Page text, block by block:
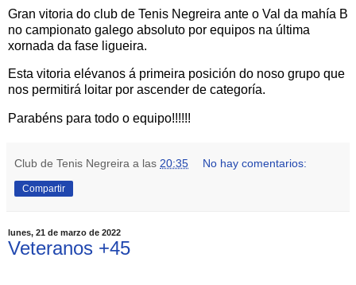
Gran vitoria do club de Tenis Negreira ante o Val da mahía B
no campionato galego absoluto por equipos na última
xornada da fase ligueira.
Esta vitoria elévanos á primeira posición do noso grupo que
nos permitirá loitar por ascender de categoría.
Parabéns para todo o equipo!!!!!!
Club de Tenis Negreira a las 20:35 No hay comentarios:
Compartir
lunes, 21 de marzo de 2022
Veteranos +45